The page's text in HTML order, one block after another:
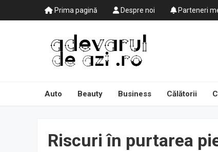
Prima pagină Despre noi Parteneri
Auto Beauty Business Călătorii
Riscuri în purtarea